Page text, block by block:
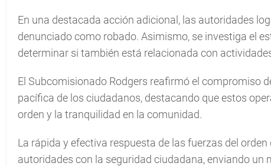
En una destacada acción adicional, las autoridades
denunciado como robado. Asimismo, se investiga el
determinar si también está relacionada con
El Subcomisionado Rodgers reafirmó el compromiso
pacífica de los ciudadanos, destacando que estos
orden y la tranquilidad en la comunidad.
La rápida y efectiva respuesta de las fuerzas del
autoridades con la seguridad ciudadana, enviando un